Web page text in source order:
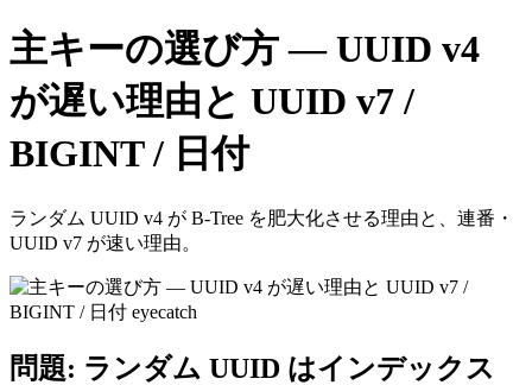
主キーの選び方 — UUID v4
が遅い理由と UUID v7 /
BIGINT / 日付
ランダム UUID v4 が B-Tree を肥大化させる理由と、連番・
UUID v7 が速い理由。
問題: ランダム UUID はインデックス